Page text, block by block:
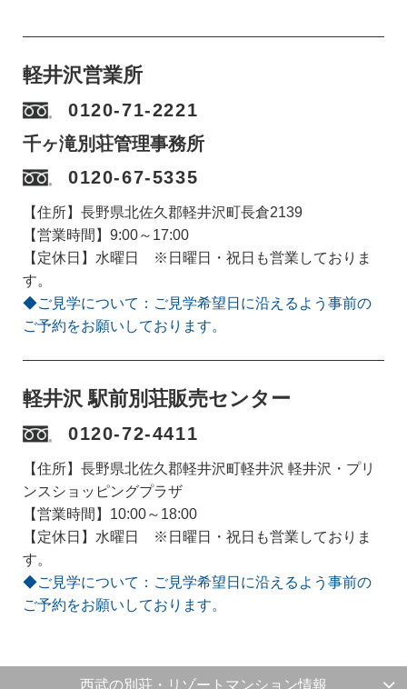
軽井沢営業所
0120-71-2221
千ヶ滝別荘管理事務所
0120-67-5335
【住所】長野県北佐久郡軽井沢町長倉2139
【営業時間】9:00～17:00
【定休日】水曜日 ※日曜日・祝日も営業しておりま
す。
◆ご見学について：ご見学希望日に沿えるよう事前の
ご予約をお願いしております。
軽井沢 駅前別荘販売センター
0120-72-4411
【住所】長野県北佐久郡軽井沢町軽井沢 軽井沢・プリ
ンスショッピングプラザ
【営業時間】10:00～18:00
【定休日】水曜日 ※日曜日・祝日も営業しておりま
す。
◆ご見学について：ご見学希望日に沿えるよう事前の
ご予約をお願いしております。
西武の別荘・リゾートマンション情報